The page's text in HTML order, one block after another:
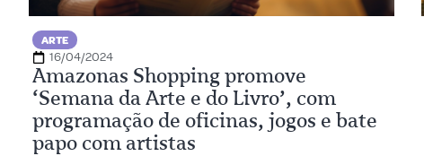
ARTE
16/04/2024
Amazonas Shopping promove
‘Semana da Arte e do Livro’, com
programação de oficinas, jogos e bate
papo com artistas